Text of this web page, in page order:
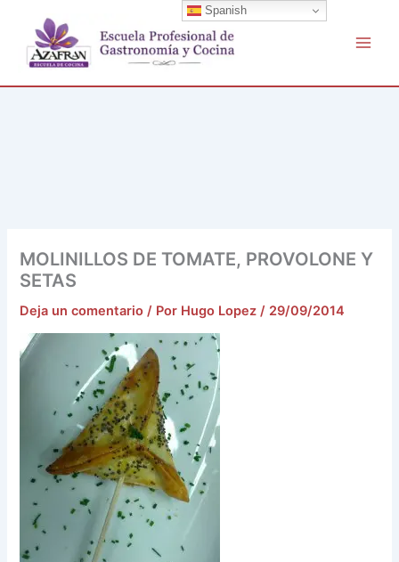
contenido
MOLINILLOS DE TOMATE, PROVOLONE Y
SETAS
Deja un comentario / Por Hugo Lopez/ 29/09/2014
Spanish